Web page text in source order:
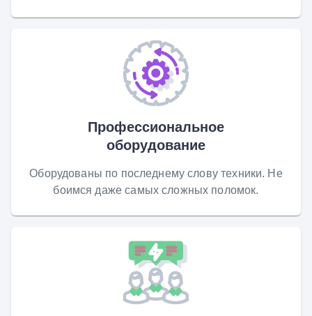
Профессиональное
оборудование
Оборудованы по последнему слову техники. Не
боимся даже самых сложных поломок.